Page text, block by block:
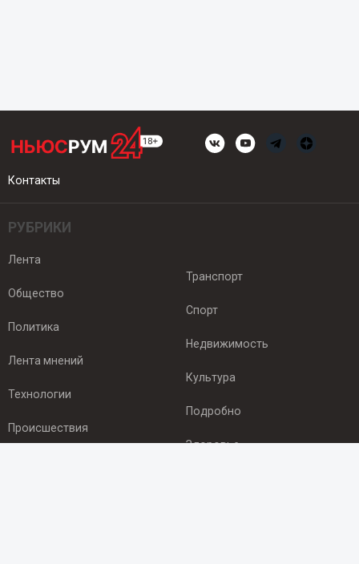
Контакты
РУБРИКИ
Лента
Общество
Политика
Лента мнений
Технологии
Происшествия
Транспорт
Спорт
Недвижимость
Культура
Подробно
Здоровье